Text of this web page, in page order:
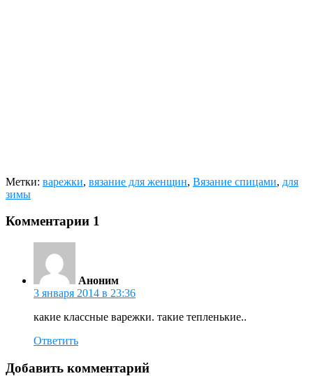
Метки: варежки, вязание для женщин, Вязание спицами, для
зимы
Комментарии 1
Аноним
3 января 2014 в 23:36
какие классные варежки. такие тепленькие..
Ответить
Добавить комментарий